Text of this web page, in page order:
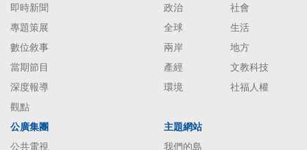
即時新聞
專題策展
數位敘事
當期節目
深度報導
觀點
政治
社會
全球
生活
兩岸
地方
產經
文教科技
環境
社福人權
公廣集團
公共電視
主題網站
我們的島